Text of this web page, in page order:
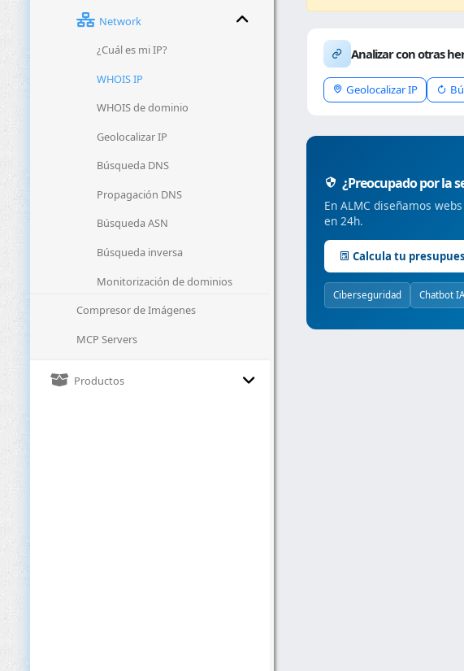
Network
¿Cuál es mi IP?
WHOIS IP
WHOIS de dominio
Geolocalizar IP
Búsqueda DNS
Propagación DNS
Búsqueda ASN
Búsqueda inversa
Monitorización de dominios
Compresor de Imágenes
MCP Servers
Productos
Analizar con otras
Geolocalizar IP
¿Preocupado por la
En ALMC diseñamos
en 24h.
Calcula tu
Ciberseguridad Chatbot IA